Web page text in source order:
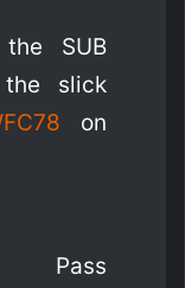
SUB
slick
on